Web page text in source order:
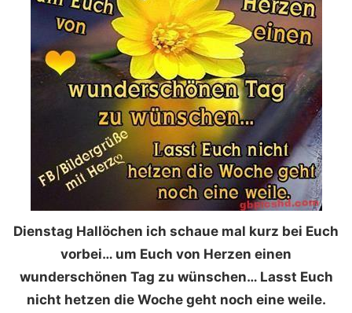
Dienstag Hallöchen ich schaue mal kurz bei Euch
vorbei… um Euch von Herzen einen
wunderschönen Tag zu wünschen… Lasst Euch
nicht hetzen die Woche geht noch eine weile.